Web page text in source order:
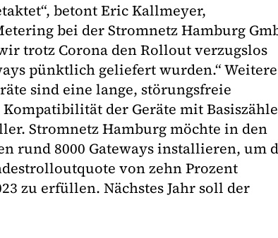
betont Eric Kallmeyer,
bei der Stromnetz Hamburg
trotz Corona den Rollout verzugslos
pünktlich geliefert wurden.“ Weitere
sind eine lange, störungsfreie
der Geräte mit
Stromnetz Hamburg möchte in den
rund 8000 Gateways installieren, um
von zehn Prozent
zu erfüllen. Nächstes Jahr soll der